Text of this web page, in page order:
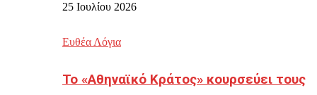
25 Ιουλίου 2026
Ευθέα Λόγια
Το «Αθηναϊκό Κράτος» κουρσεύει τους